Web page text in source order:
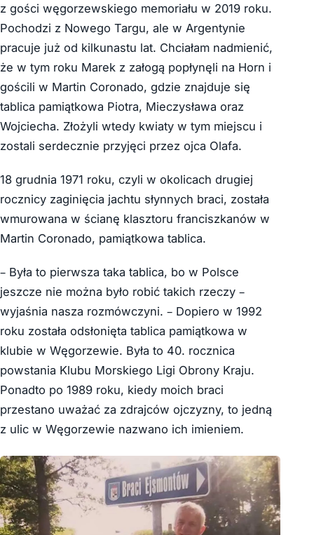
z gości węgorzewskiego memoriału w 2019 roku.
Pochodzi z Nowego Targu, ale w Argentynie
pracuje już od kilkunastu lat. Chciałam nadmienić,
że w tym roku Marek z załogą popłynęli na Horn i
gościli w Martin Coronado, gdzie znajduje się
tablica pamiątkowa Piotra, Mieczysława oraz
Wojciecha. Złożyli wtedy kwiaty w tym miejscu i
zostali serdecznie przyjęci przez ojca Olafa.
18 grudnia 1971 roku, czyli w okolicach drugiej
rocznicy zaginięcia jachtu słynnych braci, została
wmurowana w ścianę klasztoru franciszkanów w
Martin Coronado, pamiątkowa tablica.
– Była to pierwsza taka tablica, bo w Polsce
jeszcze nie można było robić takich rzeczy –
wyjaśnia nasza rozmówczyni. – Dopiero w 1992
roku została odsłonięta tablica pamiątkowa w
klubie w Węgorzewie. Była to 40. rocznica
powstania Klubu Morskiego Ligi Obrony Kraju.
Ponadto po 1989 roku, kiedy moich braci
przestano uważać za zdrajców ojczyzny, to jedną
z ulic w Węgorzewie nazwano ich imieniem.